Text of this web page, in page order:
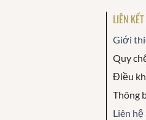
LIÊN
Giới
Quy
Điều
Thông
Liên hệ